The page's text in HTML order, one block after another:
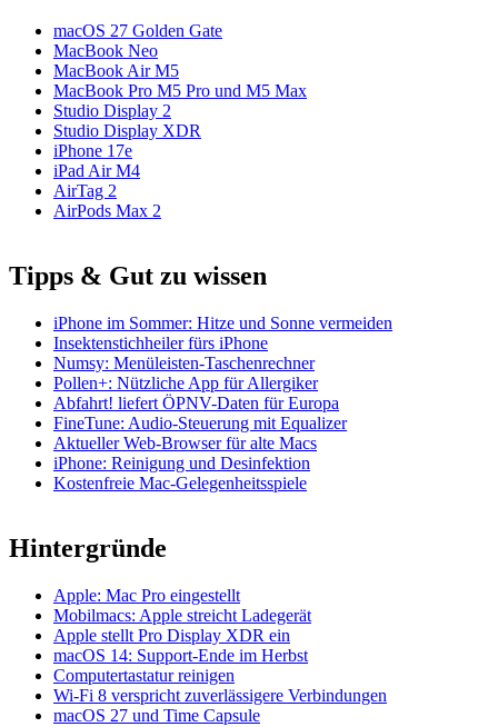
macOS 27 Golden Gate
MacBook Neo
MacBook Air M5
MacBook Pro M5 Pro und M5 Max
Studio Display 2
Studio Display XDR
iPhone 17e
iPad Air M4
AirTag 2
AirPods Max 2
Tipps & Gut zu wissen
iPhone im Sommer: Hitze und Sonne vermeiden
Insektenstichheiler fürs iPhone
Numsy: Menüleisten-Taschenrechner
Pollen+: Nützliche App für Allergiker
Abfahrt! liefert ÖPNV-Daten für Europa
FineTune: Audio-Steuerung mit Equalizer
Aktueller Web-Browser für alte Macs
iPhone: Reinigung und Desinfektion
Kostenfreie Mac-Gelegenheitsspiele
Hintergründe
Apple: Mac Pro eingestellt
Mobilmacs: Apple streicht Ladegerät
Apple stellt Pro Display XDR ein
macOS 14: Support-Ende im Herbst
Computertastatur reinigen
Wi-Fi 8 verspricht zuverlässigere Verbindungen
macOS 27 und Time Capsule